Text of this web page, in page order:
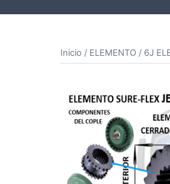
Inicio / ELEMENTO / 6J